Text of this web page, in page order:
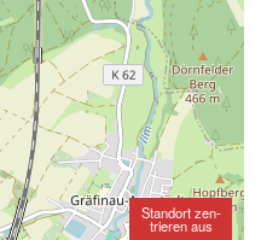
Standort zen-
trieren aus